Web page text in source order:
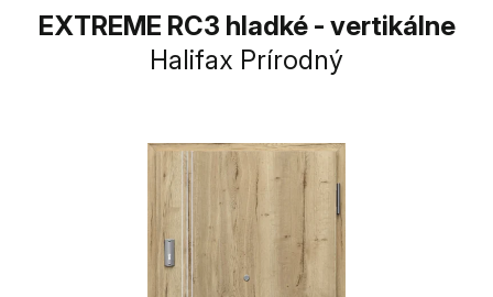
EXTREME RC3 hladké - vertikálne
Halifax Prírodný